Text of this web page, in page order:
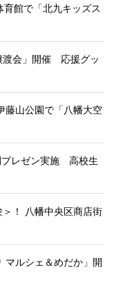
館で「北九キッズス
渡会」開催 応援グッ
藤山公園で「八幡大空
プレゼン実施 高校生
！ 八幡中央区商店街
マルシェ＆めだか」開